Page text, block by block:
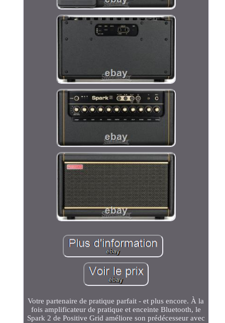
Votre partenaire de pratique parfait - et plus encore. À la
fois amplificateur de pratique et enceinte Bluetooth, le
Spark 2 de Positive Grid améliore son prédécesseur avec